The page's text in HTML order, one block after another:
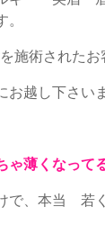
施術されたお
越し下さい
ゃ薄くなって
で、本当 若